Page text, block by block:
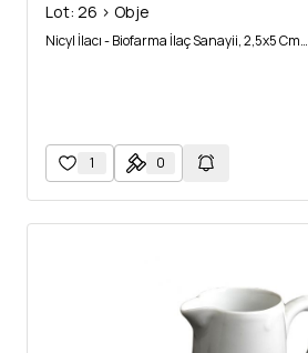
Lot: 26 > Obje
Nicyl İlacı - Biofarma İlaç Sanayii, 2,5x5 Cm…
1 0